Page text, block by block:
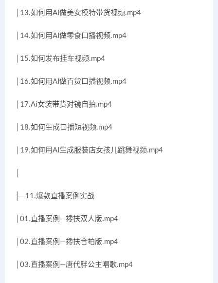
│13.如何用AI做美女模特带货视频.mp4
│14.如何用AI做零食口播视频.mp4
│15.如何发布挂车视频.mp4
│16.如何用AI做百货口播视频.mp4
│17.Ai女装带货对镜自拍.mp4
│18.如何生成口播短视频.mp4
│19.如何用AI生成服装店女孩儿跳舞视频.mp4
├─11.爆款直播案例实战
│01.直播案例—搀扶双人版.mp4
│02.直播案例—搀扶合拍版.mp4
│03.直播案例—唐代胖公主唱歌.mp4